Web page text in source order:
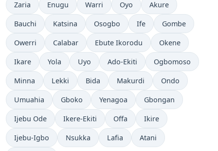
Zaria Enugu Warri Oyo Akure
Bauchi Katsina Osogbo Ife Gombe
Owerri Calabar Ebute Ikorodu Okene
Ikare Yola Uyo Ado-Ekiti Ogbomoso
Minna Lekki Bida Makurdi Ondo
Umuahia Gboko Yenagoa Gbongan
Ijebu Ode Ikere-Ekiti Offa Ikire
Ijebu-Igbo Nsukka Lafia Atani